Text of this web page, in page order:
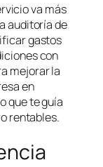
va más
auditoría de
gastos
con
mejorar la
en
que te guía
rentables.